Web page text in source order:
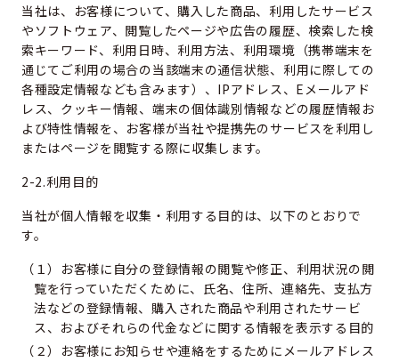
当社は、お客様について、購入した商品、利用したサービス
やソフトウェア、閲覧したページや広告の履歴、検索した検
索キーワード、利用日時、利用方法、利用環境（携帯端末を
通じてご利用の場合の当該端末の通信状態、利用に際しての
各種設定情報なども含みます）、IPアドレス、Eメールアド
レス、クッキー情報、端末の個体識別情報などの履歴情報お
よび特性情報を、お客様が当社や提携先のサービスを利用し
またはページを閲覧する際に収集します。
2-2.利用目的
当社が個人情報を収集・利用する目的は、以下のとおりで
す。
（１）お客様に自分の登録情報の閲覧や修正、利用状況の閲
覧を行っていただくために、氏名、住所、連絡先、支払方
法などの登録情報、購入された商品や利用されたサービ
ス、およびそれらの代金などに関する情報を表示する目的
（２）お客様にお知らせや連絡をするためにメールアドレス